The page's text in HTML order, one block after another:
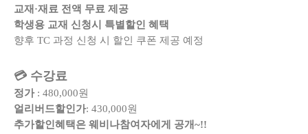
교재·재료 전액 무료 제공
학생용 교재 신청시 특별할인 혜택
향후 TC 과정 신청 시 할인 쿠폰 제공 예정
💳 수강료
정가: 480,000원
얼리버드할인가: 430,000원
추가할인혜택은 웨비나참여자에게 공개~!!